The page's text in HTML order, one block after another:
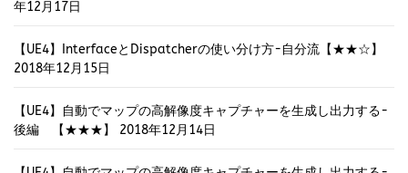
年12月17日
【UE4】InterfaceとDispatcherの使い分け方-自分流【★★☆】
2018年12月15日
【UE4】自動でマップの高解像度キャプチャーを生成し出力する-
後編 【★★★】
2018年12月14日
【UE5】エディタ上でName/String
った話【★～★★★★】